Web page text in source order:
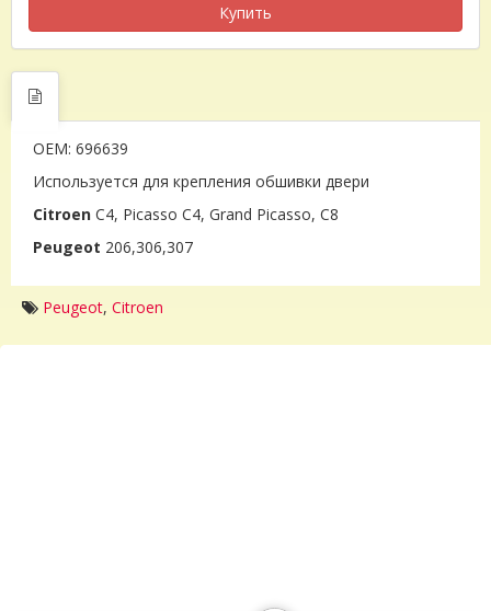
Купить
OEM: 696639
Используется для крепления обшивки двери
Citroen C4, Picasso C4, Grand Picasso, C8
Peugeot 206,306,307
Peugeot, Citroen